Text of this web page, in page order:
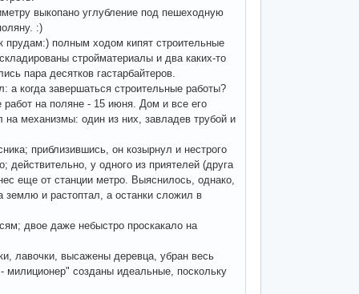
выкопано углубление под пешеходную
:)
прудам:) полным ходом кипят строительные
стройматериалы и два каких-то
пара десятков гастарбайтеров.
а когда завершаться строительные работы?
работ на поляне - 15 июня. Дом и все его
на механизмы: один из них, завладев трубой и
приблизившись, он козырнул и нестрого
у одного из приятелей (друга
еще от станции метро. Выяснилось, однако,
землю и растоптал, а останки сложил в
двое даже небыстро проскакало на
лавочки, высажены деревца, убран весь
созданы идеальные, поскольку